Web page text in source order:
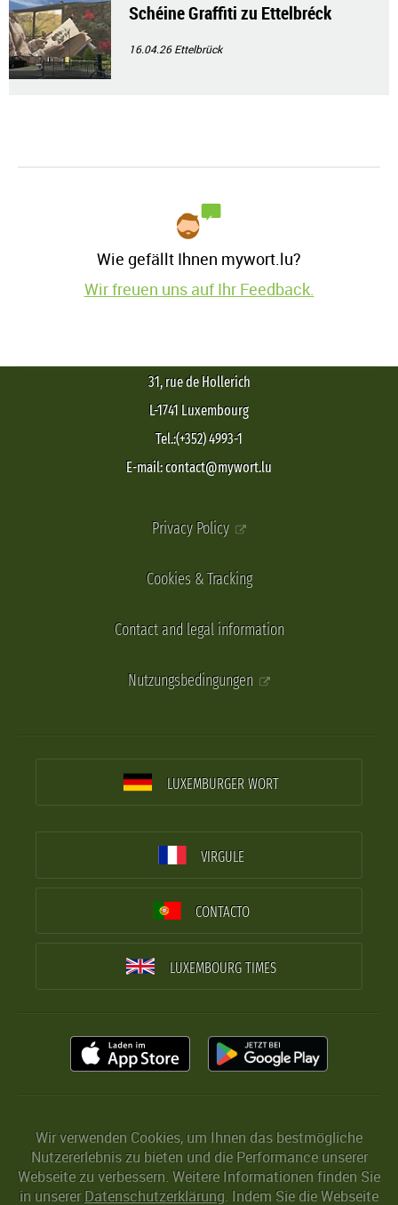
Schéine Graffiti zu Ettelbréck
16.04.26Ettelbrück
Wie gefällt Ihnen mywort.lu?
Wir freuen uns auf Ihr Feedback.
31, rue de Hollerich
L-1741 Luxembourg
Tel.:(+352) 4993-1
E-mail: contact@mywort.lu
Privacy Policy
Cookies & Tracking
Contact and legal information
Nutzungsbedingungen
LUXEMBURGER WORT
VIRGULE
CONTACTO
LUXEMBOURG TIMES
Wir verwenden Cookies, um Ihnen das bestmögliche
Nutzererlebnis zu bieten und die Performance unserer
Webseite zu verbessern. Weitere Informationen finden Sie
in unserer Datenschutzerklärung. Indem Sie die Webseite